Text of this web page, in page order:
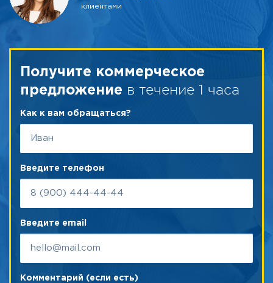
клиентами
Получите коммерческое
предложение в течение 1 часа
Как к вам обращаться?
Введите телефон
Введите email
Комментарий (если есть)